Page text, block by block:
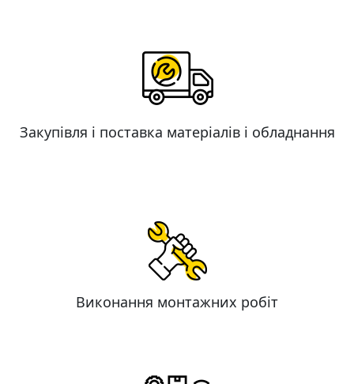
Закупівля і поставка матеріалів і обладнання
Виконання монтажних робіт